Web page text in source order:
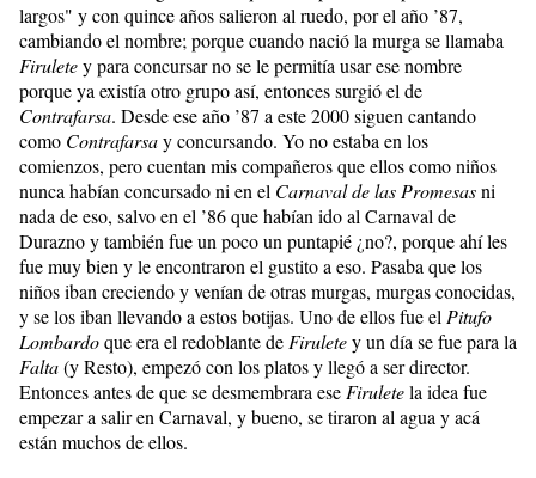
largos" y con quince años salieron al ruedo, por el año ’87,
cambiando el nombre; porque cuando nació la murga se llamaba
Firuletey para concursar no se le permitía usar ese nombre
porque ya existía otro grupo así, entonces surgió el de
Contrafarsa. Desde ese año ’87 a este 2000 siguen cantando
como Contrafarsay concursando. Yo no estaba en los
comienzos, pero cuentan mis compañeros que ellos como niños
nunca habían concursado ni en el Carnaval de las Promesasni
nada de eso, salvo en el ’86 que habían ido al Carnaval de
Durazno y también fue un poco un puntapié ¿no?, porque ahí les
fue muy bien y le encontraron el gustito a eso. Pasaba que los
niños iban creciendo y venían de otras murgas, murgas conocidas,
y se los iban llevando a estos botijas. Uno de ellos fue elPitufo
Lombardoque era el redoblante deFiruletey un día se fue para la
Falta(y Resto), empezó con los platos y llegó a ser director.
Entonces antes de que se desmembrara eseFiruletela idea fue
empezar a salir en Carnaval, y bueno, se tiraron al agua y acá
están muchos de ellos.